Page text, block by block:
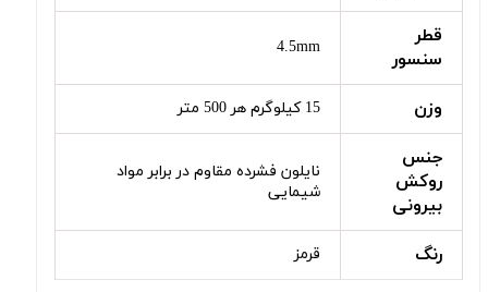
قطر
سنسور
4.5mm
وزن 15 کیلوگرم هر 500 متر
جنس
روکش
بیرونی
نایلون فشرده مقاوم در برابر مواد
شیمایی
رنگ قرمز